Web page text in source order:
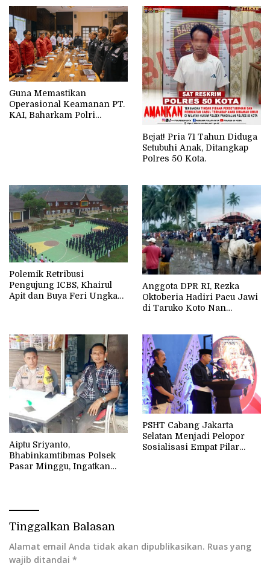
Guna Memastikan
Operasional Keamanan PT.
KAI, Baharkam Polri
Bejat! Pria 71 Tahun Diduga
Setubuhi Anak, Ditangkap
Polres 50 Kota.
Polemik Retribusi
Pengujung ICBS, Khairul
Apit dan Buya Feri Ungkap
Anggota DPR RI, Rezka
Oktoberia Hadiri Pacu Jawi
di Taruko Koto Nan
Aiptu Sriyanto,
Bhabinkamtibmas Polsek
Pasar Minggu, Ingatkan
Semakin Maraknya Tindak
Kejahatan Ranmor
PSHT Cabang Jakarta
Selatan Menjadi Pelopor
Sosialisasi Empat Pilar
Tinggalkan Balasan
Alamat email Anda tidak akan dipublikasikan. Ruas yang
wajib ditandai *